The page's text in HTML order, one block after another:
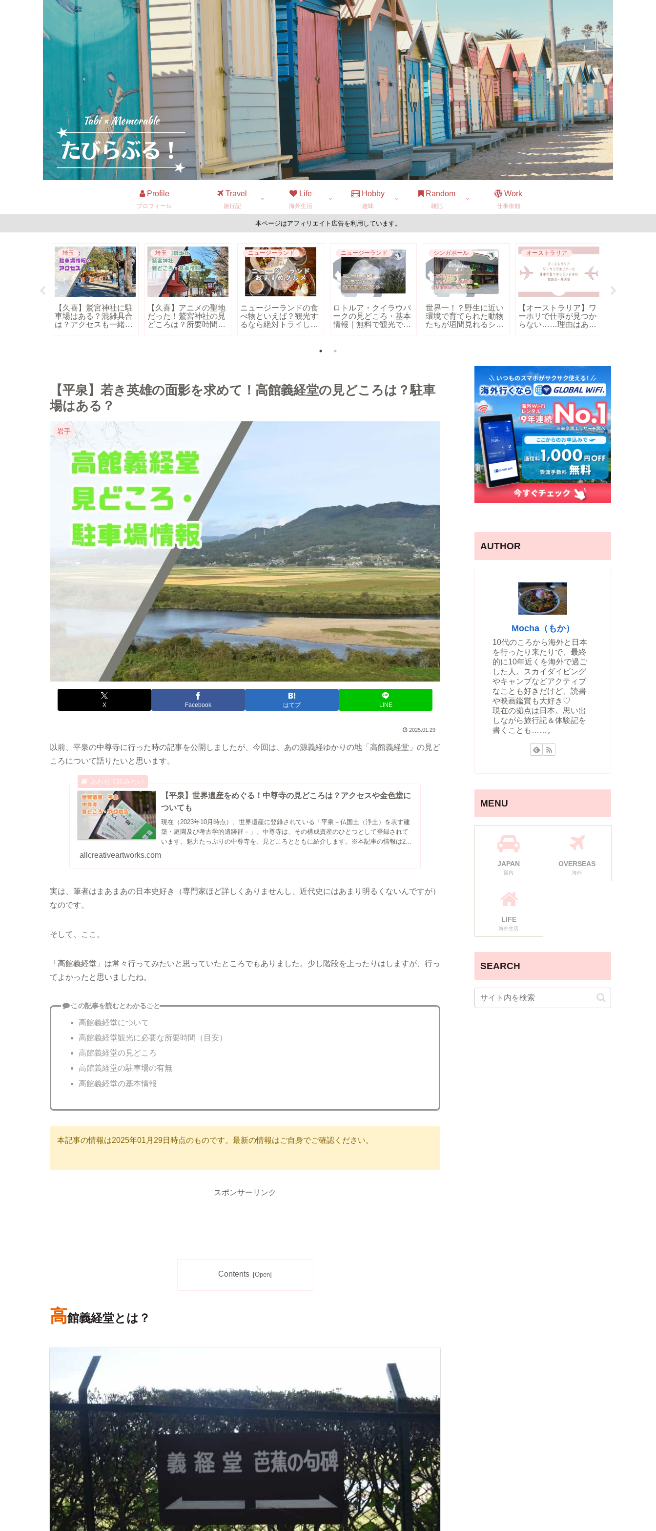
Profile
プロフィール
Travel
旅行記
Life
海外生活
Hobby
趣味
Random
雑記
Work
仕事依頼
本ページはアフィリエイト広告を利用しています。
埼玉
【久喜】鷲宮神社に駐
車場はある？混雑具合
は？アクセスも一緒に
埼玉
【久喜】アニメの聖地
だった！鷲宮神社の見
どころは？所要時間や
ニュージーランド
ニュージーランドの食
べ物といえば？観光す
るなら絶対トライした
ニュージーランド
ロトルア・クイラウパ
ークの見どころ・基本
情報｜無料で観光でき
シンガポール
世界一！？野生に近い
環境で育てられた動物
たちが垣間見れるシン
オーストラリア
【オーストラリア】ワ
ーホリで仕事が見つか
らない……理由はあっ
方・駐車場
【平泉】若き英雄の面影を求めて！高館義経堂の見どころは？駐車
場はある？
岩手
X Facebook はてブ LINE
2025.01.29
以前、平泉の中尊寺に行った時の記事を公開しましたが、今回は、あの源義経ゆかりの地「高館義経堂」の見ど
ころについて語りたいと思います。
【平泉】世界遺産をめぐる！中尊寺の見どころは？アクセスや金色堂に
ついても
現在（2023年10月時点）、世界遺産に登録されている「平泉－仏国土（浄土）を表す建
築・庭園及び考古学的遺跡群－」。中尊寺は、その構成資産のひとつとして登録されて
います。魅力たっぷりの中尊寺を、見どころとともに紹介します。※本記事の情報は2...
allcreativeartworks.com
実は、筆者はまあまあの日本史好き（専門家ほど詳しくありませんし、近代史にはあまり明るくないんですが）
なのです。
そして、ここ。
「高館義経堂」は常々行ってみたいと思っていたところでもありました。少し階段を上ったりはしますが、行っ
てよかったと思いましたね。
この記事を読むとわかること
高館義経堂について
高館義経堂観光に必要な所要時間（目安）
高館義経堂の見どころ
高館義経堂の駐車場の有無
高館義経堂の基本情報
本記事の情報は2025年01月29日時点のものです。最新の情報はご自身でご確認ください。
スポンサーリンク
Contents
高館義経堂とは？
AUTHOR
Mocha（もか）
10代のころから海外と日本
を行ったり来たりで、最終
的に10年近くを海外で過ご
した人。スカイダイビング
やキャンプなどアクティブ
なことも好きだけど、読書
や映画鑑賞も大好き♡
現在の拠点は日本。思い出
しながら旅行記＆体験記を
書くことも……。
MENU
JAPAN
国内
OVERSEAS
海外
LIFE
海外生活
SEARCH